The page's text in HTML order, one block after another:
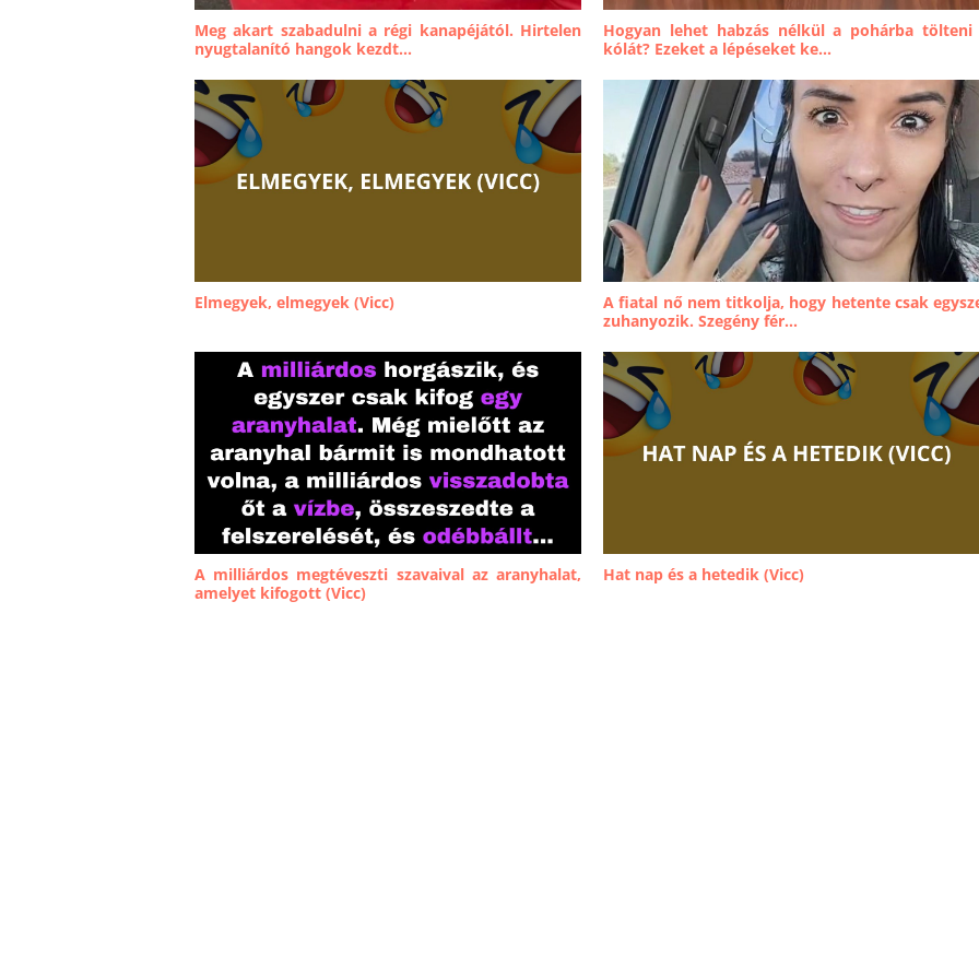
Meg akart szabadulni a régi kanapéjától. Hirtelen
nyugtalanító hangok kezdt...
Hogyan lehet habzás nélkül a pohárba tölteni
kólát? Ezeket a lépéseket ke...
Elmegyek, elmegyek (Vicc)
A fiatal nő nem titkolja, hogy hetente csak
zuhanyozik. Szegény fér...
A milliárdos megtéveszti szavaival az aranyhalat,
amelyet kifogott (Vicc)
Hat nap és a hetedik (Vicc)